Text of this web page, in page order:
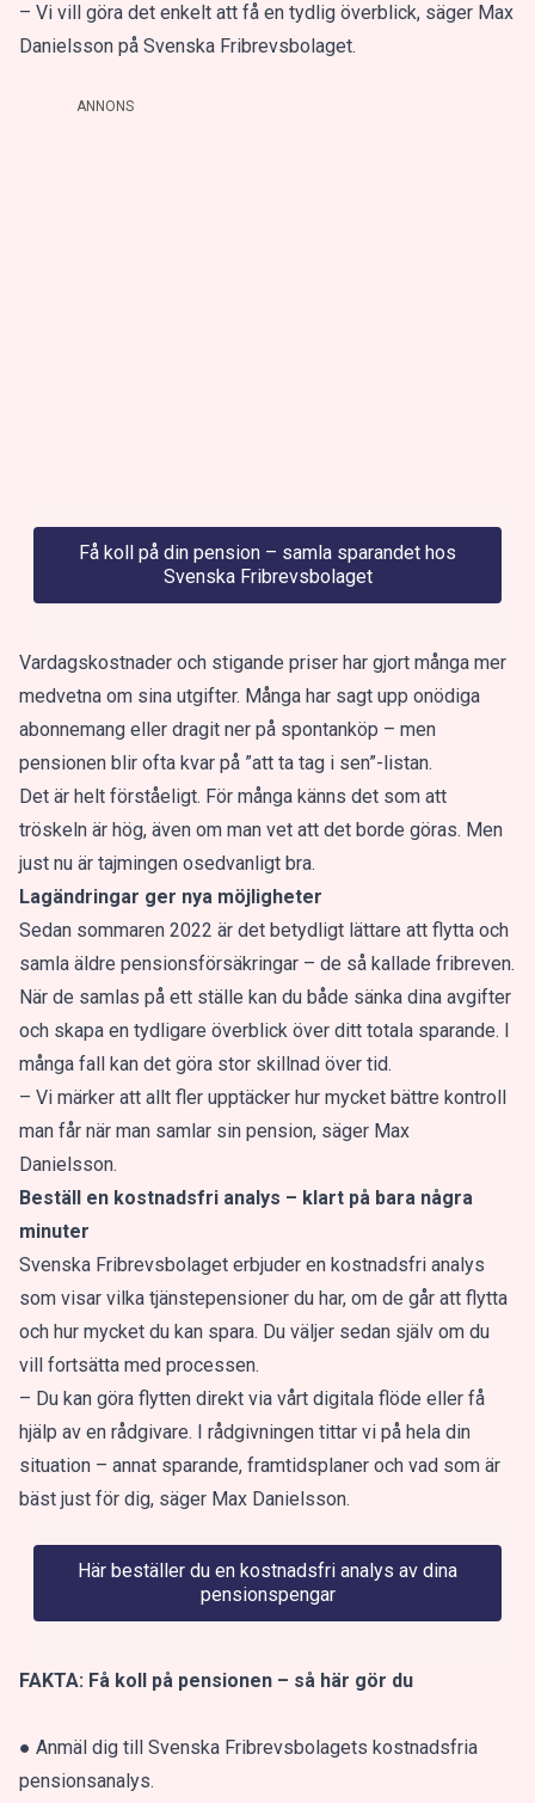
– Vi vill göra det enkelt att få en tydlig överblick, säger Max
Danielsson på Svenska Fribrevsbolaget.
ANNONS
Få koll på din pension – samla sparandet hos
Svenska Fribrevsbolaget
Vardagskostnader och stigande priser har gjort många mer
medvetna om sina utgifter. Många har sagt upp onödiga
abonnemang eller dragit ner på spontanköp – men
pensionen blir ofta kvar på ”att ta tag i sen”-listan.
Det är helt förståeligt. För många känns det som att
tröskeln är hög, även om man vet att det borde göras. Men
just nu är tajmingen osedvanligt bra.
Lagändringar ger nya möjligheter
Sedan sommaren 2022 är det betydligt lättare att flytta och
samla äldre pensionsförsäkringar – de så kallade fribreven.
När de samlas på ett ställe kan du både sänka dina avgifter
och skapa en tydligare överblick över ditt totala sparande. I
många fall kan det göra stor skillnad över tid.
– Vi märker att allt fler upptäcker hur mycket bättre kontroll
man får när man samlar sin pension, säger Max
Danielsson.
Beställ en kostnadsfri analys – klart på bara några
minuter
Svenska Fribrevsbolaget erbjuder en kostnadsfri analys
som visar vilka tjänstepensioner du har, om de går att flytta
och hur mycket du kan spara. Du väljer sedan själv om du
vill fortsätta med processen.
– Du kan göra flytten direkt via vårt digitala flöde eller få
hjälp av en rådgivare. I rådgivningen tittar vi på hela din
situation – annat sparande, framtidsplaner och vad som är
bäst just för dig, säger Max Danielsson.
Här beställer du en kostnadsfri analys av dina
pensionspengar
FAKTA: Få koll på pensionen – så här gör du
● Anmäl dig till Svenska Fribrevsbolagets kostnadsfria
pensionsanalys.